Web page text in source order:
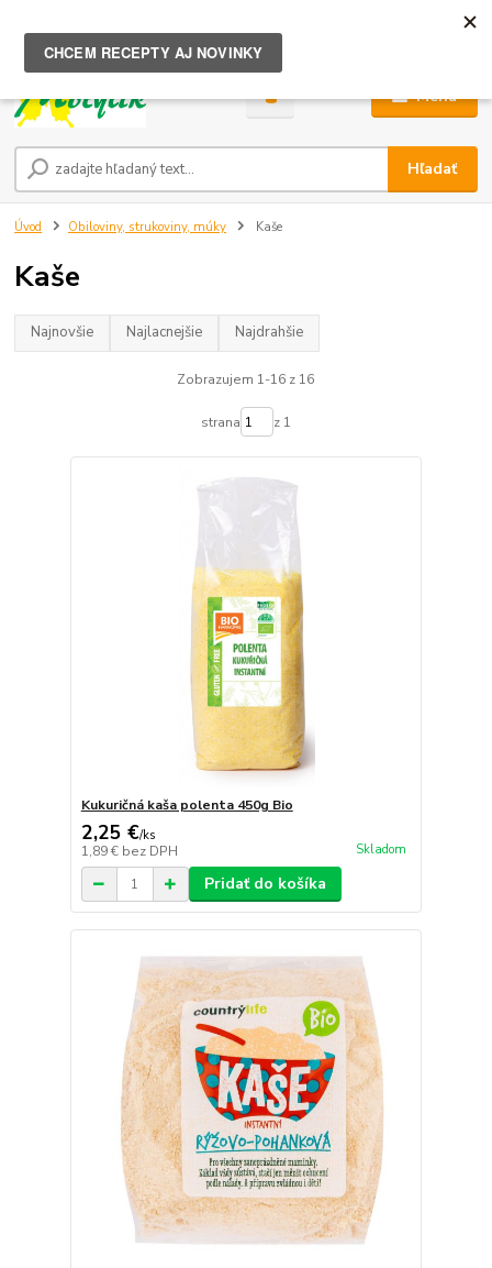
Menu
Hľadať
ks
0,00 €
Úvod Obiloviny, strukoviny, múky Kaše
Kaše
Najnovšie Najlacnejšie Najdrahšie
Zobrazujem 1-16 z 16
strana z 1
Kukuričná kaša polenta 450g Bio
2,25 €/ks
1,89 € bez DPH Skladom
Pridať do košíka